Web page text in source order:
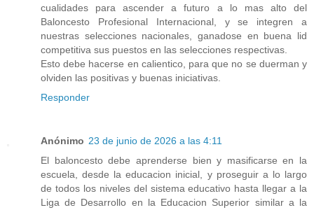
cualidades para ascender a futuro a lo mas alto del
Baloncesto Profesional Internacional, y se integren a
nuestras selecciones nacionales, ganadose en buena lid
competitiva sus puestos en las selecciones respectivas.
Esto debe hacerse en calientico, para que no se duerman y
olviden las positivas y buenas iniciativas.
Responder
Anónimo 23 de junio de 2026 a las 4:11
El baloncesto debe aprenderse bien y masificarse en la
escuela, desde la educacion inicial, y proseguir a lo largo
de todos los niveles del sistema educativo hasta llegar a la
Liga de Desarrollo en la Educacion Superior similar a la